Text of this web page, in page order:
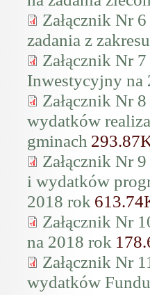
Załącznik Nr
zadania z
Załącznik Nr
Inwestycyjny na
Załącznik Nr
wydatków
gminach
Załącznik Nr
i wydatków
2018 rok
Załącznik Nr
na 2018 rok
Załącznik Nr
wydatków